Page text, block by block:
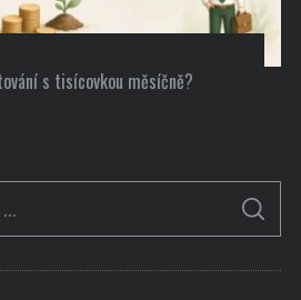
s tisícovkou měsíčně?
S
A
C